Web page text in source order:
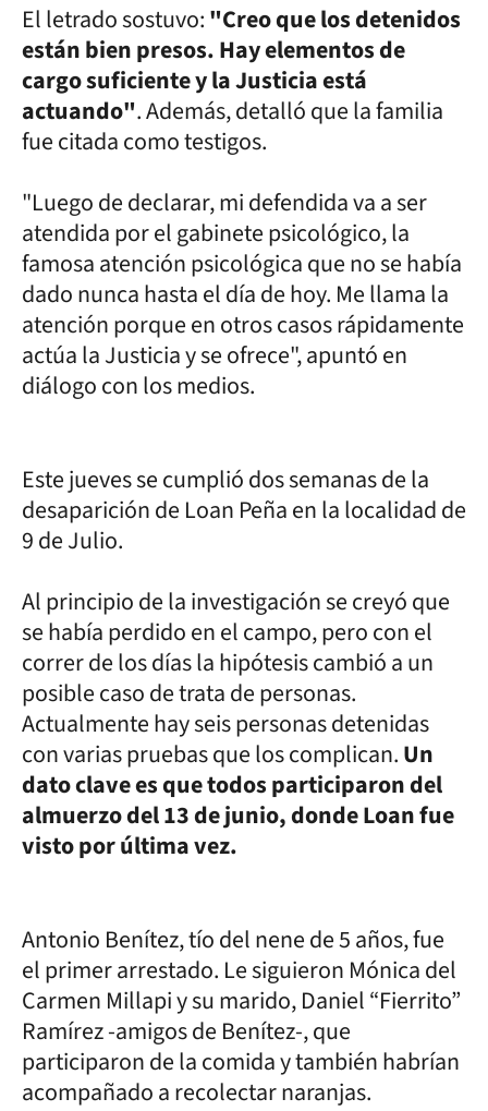
El letrado sostuvo:"Creo que los detenidos
están bien presos. Hay elementos de
cargo suficiente y la Justicia está
actuando". Además, detalló que la familia
fue citada como testigos.
"Luego de declarar, mi defendida va a ser
atendida por el gabinete psicológico, la
famosa atención psicológica que no se había
dado nunca hasta el día de hoy. Me llama la
atención porque en otros casos rápidamente
actúa la Justicia y se ofrece", apuntó en
diálogo con los medios.
Este jueves se cumplió dos semanas de la
desaparición de Loan Peña en la localidad de
9 de Julio.
Al principio de la investigación se creyó que
se había perdido en el campo, pero con el
correr de los días la hipótesis cambió a un
posible caso de trata de personas.
Actualmente hay seis personas detenidas
con varias pruebas que los complican.Un
dato clave es que todos participaron del
almuerzo del 13 de junio, donde Loan fue
visto por última vez.
Antonio Benítez, tío del nene de 5 años, fue
el primer arrestado. Le siguieron Mónica del
Carmen Millapi y su marido, Daniel “Fierrito”
Ramírez -amigos de Benítez-, que
participaron de la comida y también habrían
acompañado a recolectar naranjas.